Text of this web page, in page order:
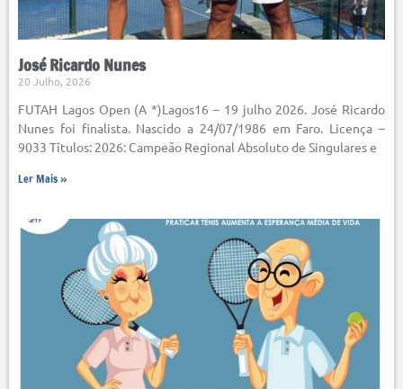
José Ricardo Nunes
20 Julho, 2026
FUTAH Lagos Open (A *)Lagos16 – 19 julho 2026. José Ricardo
Nunes foi finalista. Nascido a 24/07/1986 em Faro. Licença –
9033 Títulos: 2026: Campeão Regional Absoluto de Singulares e
Ler Mais »